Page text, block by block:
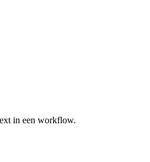
in een workflow.